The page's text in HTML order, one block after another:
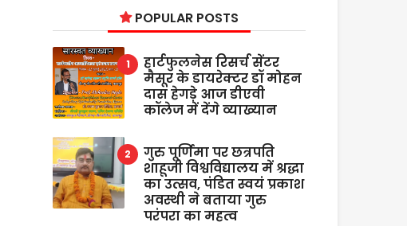
POPULAR POSTS
हार्टफुलनेस रिसर्च सेंटर
मैसूर के डायरेक्टर डॉ मोहन
दास हेगड़े आज डीएवी
कॉलेज में देंगे व्याख्यान
गुरु पूर्णिमा पर छत्रपति
शाहूजी विश्वविद्यालय में श्रद्धा
का उत्सव, पंडित स्वयं प्रकाश
अवस्थी ने बताया गुरु
परंपरा का महत्व